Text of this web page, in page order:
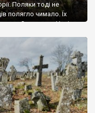
Поляки тоді не
полягло чимало. Їх
Замковим. Нині на
де епітафії стер […]